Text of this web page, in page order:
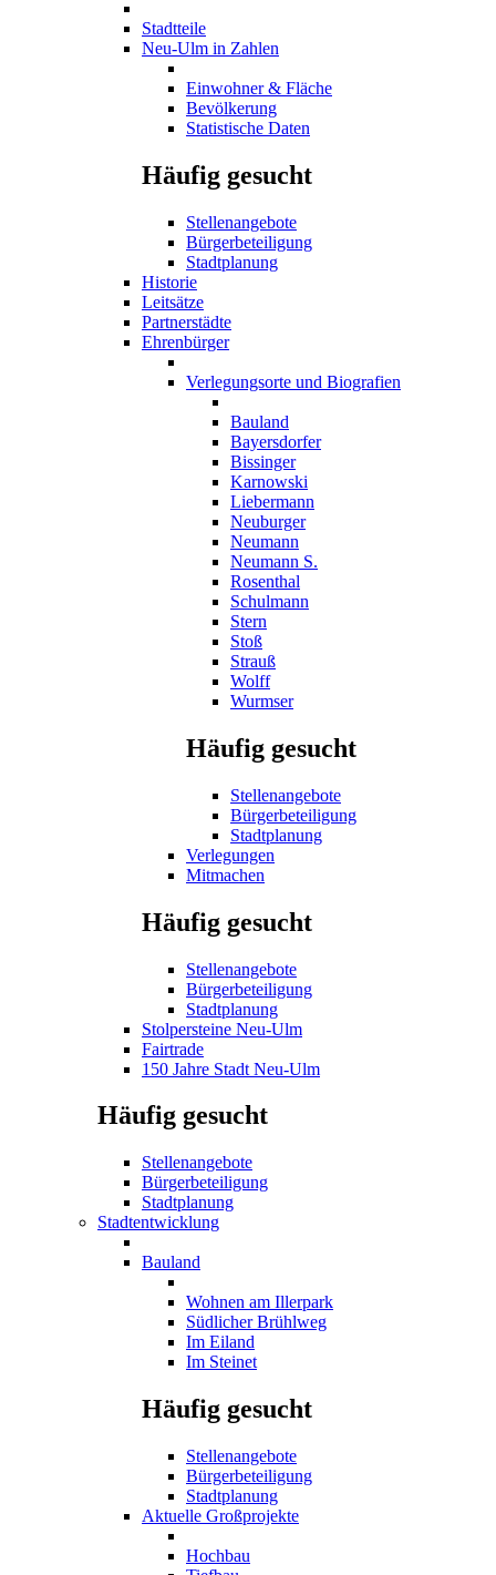
Stadtteile
Neu-Ulm in Zahlen
Einwohner & Fläche
Bevölkerung
Statistische Daten
Häufig gesucht
Stellenangebote
Bürgerbeteiligung
Stadtplanung
Historie
Leitsätze
Partnerstädte
Ehrenbürger
Verlegungsorte und Biografien
Bauland
Bayersdorfer
Bissinger
Karnowski
Liebermann
Neuburger
Neumann
Neumann S.
Rosenthal
Schulmann
Stern
Stoß
Strauß
Wolff
Wurmser
Häufig gesucht
Stellenangebote
Bürgerbeteiligung
Stadtplanung
Verlegungen
Mitmachen
Häufig gesucht
Stellenangebote
Bürgerbeteiligung
Stadtplanung
Stolpersteine Neu-Ulm
Fairtrade
150 Jahre Stadt Neu-Ulm
Häufig gesucht
Stellenangebote
Bürgerbeteiligung
Stadtplanung
Stadtentwicklung
Bauland
Wohnen am Illerpark
Südlicher Brühlweg
Im Eiland
Im Steinet
Häufig gesucht
Stellenangebote
Bürgerbeteiligung
Stadtplanung
Aktuelle Großprojekte
Hochbau